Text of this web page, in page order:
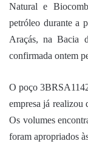
Natural e
petróleo durante a
Araçás, na Bacia
confirmada ontem
O poço
empresa já realizou
Os volumes
foram apropriados